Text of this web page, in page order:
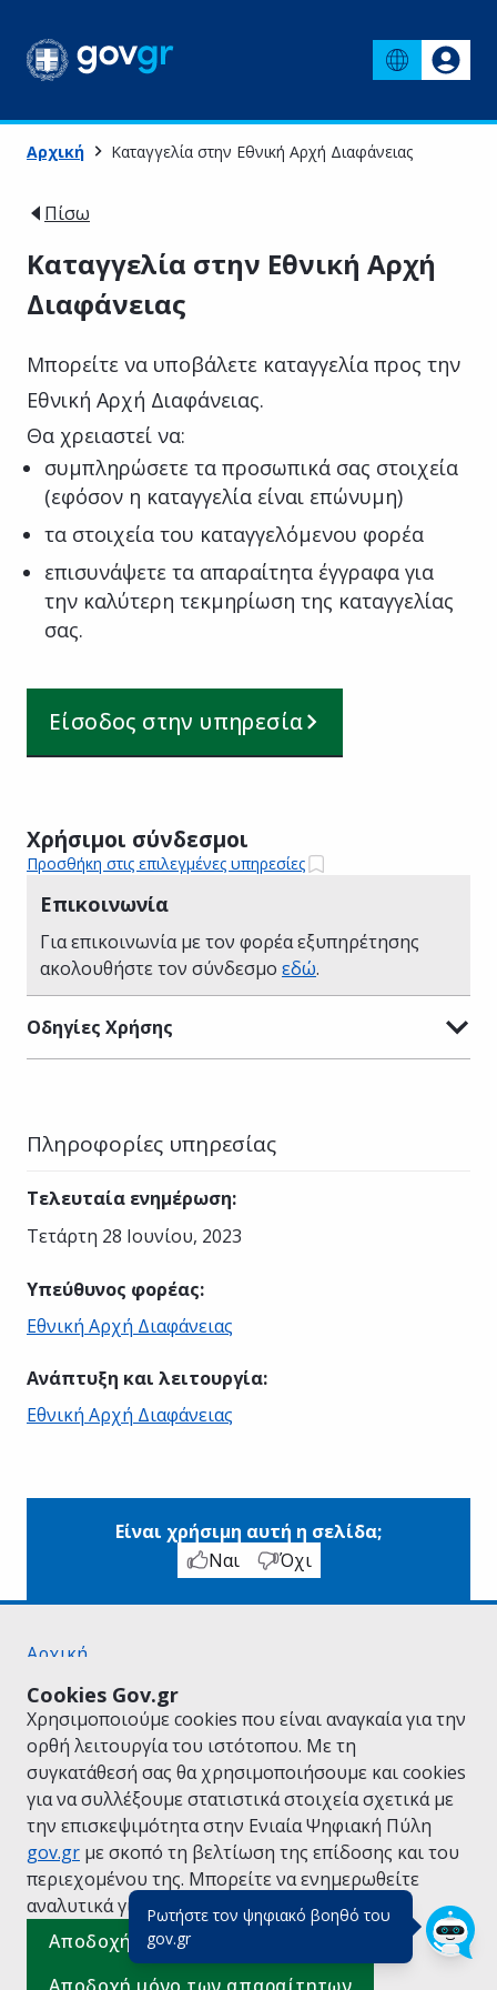
Ρωτήστε τον ψηφιακό βοηθό του
gov.gr(πάτησε για κλείσιμο)
Cookies Gov.gr
Χρησιμοποιούμε cookies που είναι αναγκαία για την
ορθή λειτουργία του ιστότοπου. Με τη
συγκατάθεσή σας θα χρησιμοποιήσουμε και cookies
για να συλλέξουμε στατιστικά στοιχεία σχετικά με
την επισκεψιμότητα στην Ενιαία Ψηφιακή Πύλη
gov.gr με σκοπό τη βελτίωση της επίδοσης και του
περιεχομένου της. Μπορείτε να ενημερωθείτε
αναλυτικά για την Πολιτική Cookies.
Αποδοχή όλων
Αρχική Καταγγελία στην Εθνική Αρχή Διαφάνειας
Πίσω
Καταγγελία στην Εθνική Αρχή
Διαφάνειας
Μπορείτε να υποβάλετε καταγγελία προς την
Εθνική Αρχή Διαφάνειας.
Θα χρειαστεί να:
συμπληρώσετε τα προσωπικά σας στοιχεία
(εφόσον η καταγγελία είναι επώνυμη)
τα στοιχεία του καταγγελόμενου φορέα
επισυνάψετε τα απαραίτητα έγγραφα για
την καλύτερη τεκμηρίωση της καταγγελίας
σας.
Είσοδος στην υπηρεσία
Χρήσιμοι σύνδεσμοι
Προσθήκη στις επιλεγμένες υπηρεσίες
Επικοινωνία
Για επικοινωνία με τον φορέα εξυπηρέτησης
ακολουθήστε τον σύνδεσμο εδώ.
Οδηγίες Χρήσης
Πληροφορίες υπηρεσίας
Τελευταία ενημέρωση:
Τετάρτη 28 Ιουνίου, 2023
Υπεύθυνος φορέας:
Εθνική Αρχή Διαφάνειας
Ανάπτυξη και λειτουργία:
Εθνική Αρχή Διαφάνειας
Είναι χρήσιμη αυτή η σελίδα;
Ναι
Όχι
Αρχική
Όροι Χρήσης
Πολιτική Απορρήτου
Δήλωση προσβασιμότητας
Πολιτική cookies
Προτάσεις για το gov.gr
Υλοποίηση από το Υπουργείο Ψηφιακής
Διακυβέρνησης
Ελληνικά |Αγγλικά